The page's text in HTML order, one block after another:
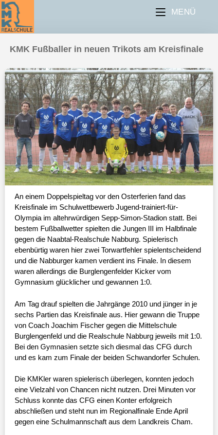
MENÜ
KMK Fußballer in neuen Trikots am Kreisfinale
An einem Doppelspieltag vor den Osterferien fand das
Kreisfinale im Schulwettbewerb Jugend-trainiert-für-
Olympia im altehrwürdigen Sepp-Simon-Stadion statt. Bei
bestem Fußballwetter spielten die Jungen III im Halbfinale
gegen die Naabtal-Realschule Nabburg. Spielerisch
ebenbürtig waren hier zwei Torwartfehler spielentscheidend
und die Nabburger kamen verdient ins Finale. In diesem
waren allerdings die Burglengenfelder Kicker vom
Gymnasium glücklicher und gewannen 1:0.
Am Tag drauf spielten die Jahrgänge 2010 und jünger in je
sechs Partien das Kreisfinale aus. Hier gewann die Truppe
von Coach Joachim Fischer gegen die Mittelschule
Burglengenfeld und die Realschule Nabburg jeweils mit 1:0.
Bei den Gymnasien setzte sich diesmal das CFG durch
und es kam zum Finale der beiden Schwandorfer Schulen.
Die KMKler waren spielerisch überlegen, konnten jedoch
eine Vielzahl von Chancen nicht nutzen. Drei Minuten vor
Schluss konnte das CFG einen Konter erfolgreich
abschließen und steht nun im Regionalfinale Ende April
gegen eine Schulmannschaft aus dem Landkreis Cham.